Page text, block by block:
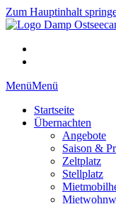
Zum Hauptinhalt
MenüMenü
Startseite
Übernachten
Angebote
Saison &
Zeltplatz
Stellplatz